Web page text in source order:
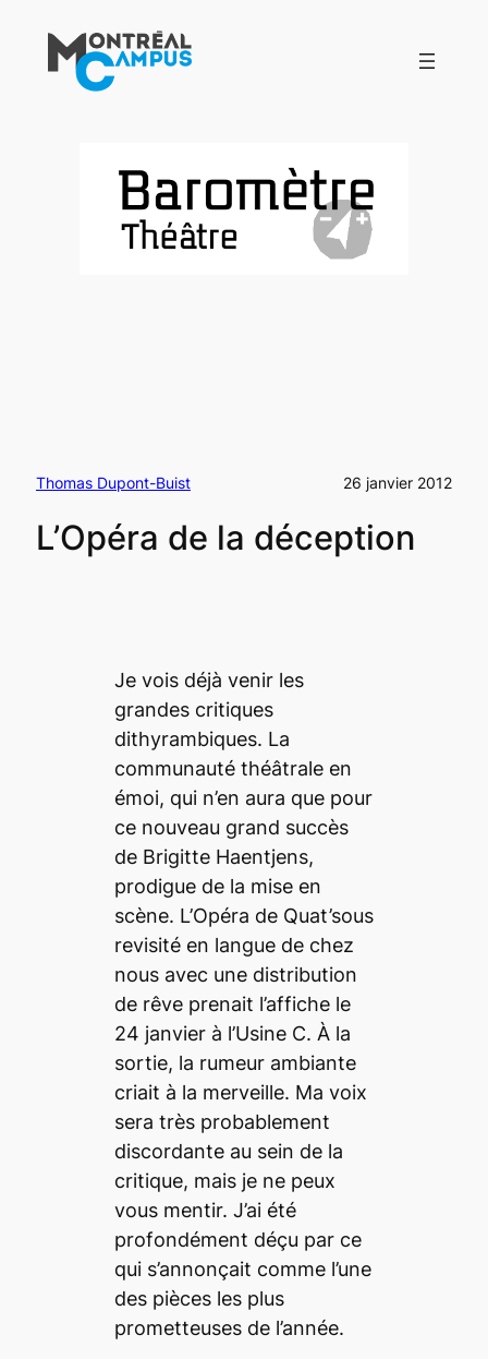
contenu
Thomas Dupont-Buist 26 janvier 2012
L’Opéra de la déception
Je vois déjà venir les
grandes critiques
dithyrambiques. La
communauté théâtrale en
émoi, qui n’en aura que pour
ce nouveau grand succès
de Brigitte Haentjens,
prodigue de la mise en
scène. L’Opéra de Quat’sous
revisité en langue de chez
nous avec une distribution
de rêve prenait l’affiche le
24 janvier à l’Usine C. À la
sortie, la rumeur ambiante
criait à la merveille. Ma voix
sera très probablement
discordante au sein de la
critique, mais je ne peux
vous mentir. J’ai été
profondément déçu par ce
qui s’annonçait comme l’une
des pièces les plus
prometteuses de l’année.